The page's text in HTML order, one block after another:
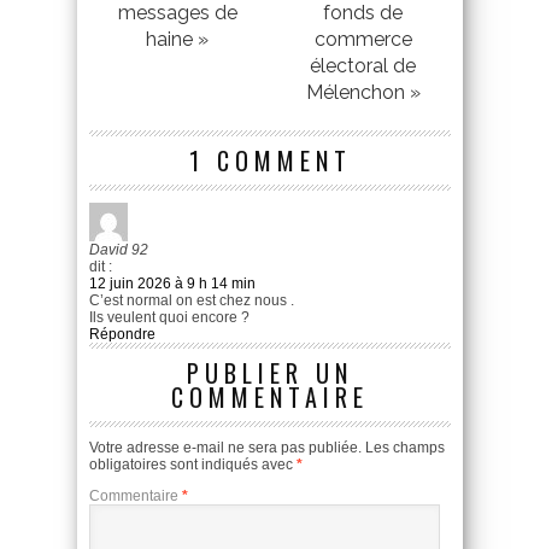
messages de
haine »
fonds de
commerce
électoral de
Mélenchon »
1 COMMENT
David 92
dit :
12 juin 2026 à 9 h 14 min
C’est normal on est chez nous .
Ils veulent quoi encore ?
Répondre
PUBLIER UN
COMMENTAIRE
Votre adresse e-mail ne sera pas publiée. Les champs
obligatoires sont indiqués avec *
Commentaire *